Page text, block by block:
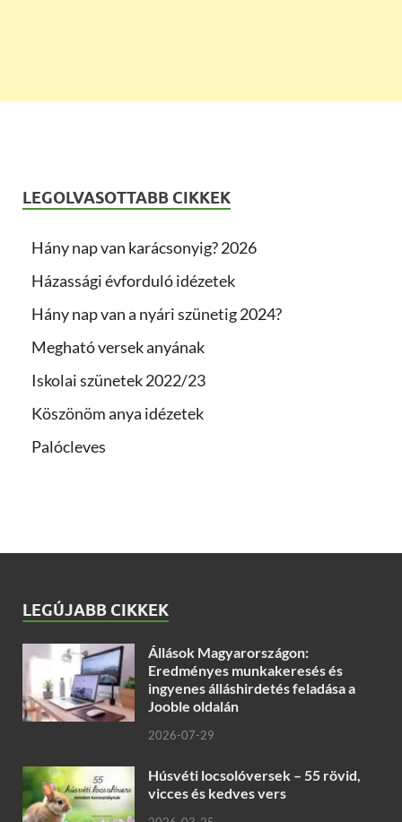
LEGOLVASOTTABB CIKKEK
Hány nap van karácsonyig? 2026
Házassági évforduló idézetek
Hány nap van a nyári szünetig 2024?
Megható versek anyának
Iskolai szünetek 2022/23
Köszönöm anya idézetek
Palócleves
LEGÚJABB CIKKEK
Állások Magyarországon:
Eredményes munkakeresés és
ingyenes álláshirdetés feladása a
Jooble oldalán
2026-07-29
Húsvéti locsolóversek – 55 rövid,
vicces és kedves vers